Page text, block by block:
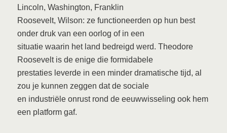
Lincoln, Washington, Franklin
Roosevelt, Wilson: ze functioneerden op hun best
onder druk van een oorlog of in een
situatie waarin het land bedreigd werd. Theodore
Roosevelt is de enige die formidabele
prestaties leverde in een minder dramatische tijd, al
zou je kunnen zeggen dat de sociale
en industriële onrust rond de eeuwwisseling ook hem
een platform gaf.